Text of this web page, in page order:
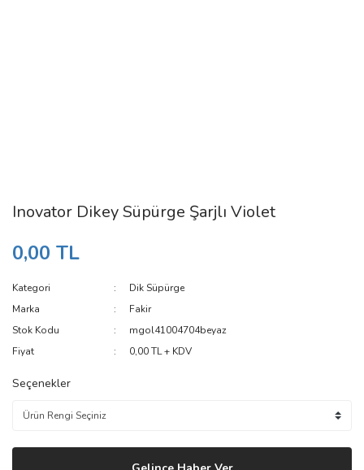
Inovator Dikey Süpürge Şarjlı Violet
0,00 TL
Kategori
Dik Süpürge
Marka
Fakir
Stok Kodu
mgol41004704beyaz
Fiyat
0,00 TL + KDV
Seçenekler